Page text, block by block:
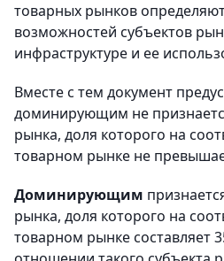
товарных рынков
возможностей субъектов
инфраструктуре и ее
Вместе с тем документ
доминирующим не
рынка, доля которого на
товарном рынке не
Доминирующим
рынка, доля которого на
товарном рынке составляет